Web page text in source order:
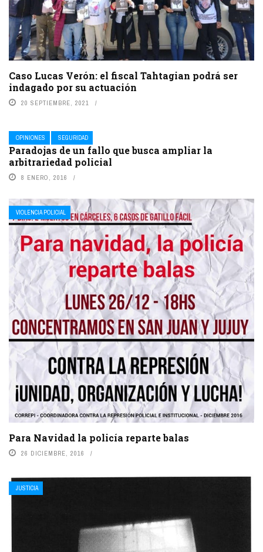
Caso Lucas Verón: el fiscal Tahtagian podrá ser
indagado por su actuación
20 SEPTIEMBRE, 2021
OPINIONES SEGURIDAD
Paradojas de un fallo que busca ampliar la
arbitrariedad policial
8 ENERO, 2016
VIOLENCIA POLICIAL
Para Navidad la policía reparte balas
26 DICIEMBRE, 2016
JUSTICIA